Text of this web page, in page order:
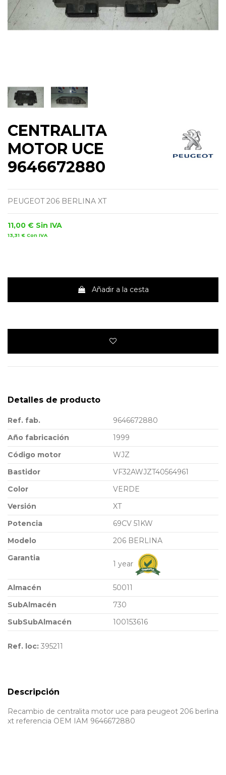
CENTRALITA
MOTOR UCE
9646672880
PEUGEOT 206 BERLINA XT
11,00 € Sin IVA
13,31 € Con IVA
Añadir a la cesta
Detalles de producto
Ref. fab.
9646672880
Año fabricación
1999
Código motor
WJZ
Bastidor
VF32AWJZT40564961
Color
VERDE
Versión
XT
Potencia
69CV 51KW
Modelo
206 BERLINA
Garantia
1 year
Almacén
50011
SubAlmacén
730
SubSubAlmacén
100153616
Ref. loc: 395211
Descripción
Recambio de centralita motor uce para peugeot 206 berlina
xt referencia OEM IAM 9646672880